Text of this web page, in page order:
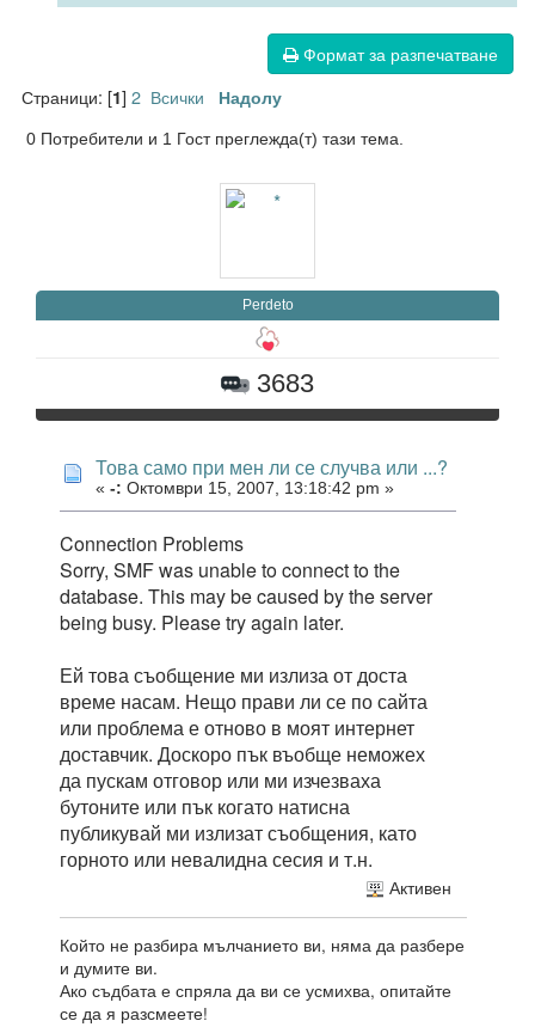
Формат за разпечатване
Страници: [1] 2 Всички Надолу
0 Потребители и 1 Гост преглежда(т) тази тема.
Perdeto
3683
Това само при мен ли се случва или ...?
« -: Октомври 15, 2007, 13:18:42 pm »
Connection Problems
Sorry, SMF was unable to connect to the
database. This may be caused by the server
being busy. Please try again later.
Ей това съобщение ми излиза от доста
време насам. Нещо прави ли се по сайта
или проблема е отново в моят интернет
доставчик. Доскоро пък въобще неможех
да пускам отговор или ми изчезваха
бутоните или пък когато натисна
публикувай ми излизат съобщения, като
горното или невалидна сесия и т.н.
Активен
Който не разбира мълчанието ви, няма да разбере
и думите ви.
Ако съдбата е спряла да ви се усмихва, опитайте
се да я разсмеете!